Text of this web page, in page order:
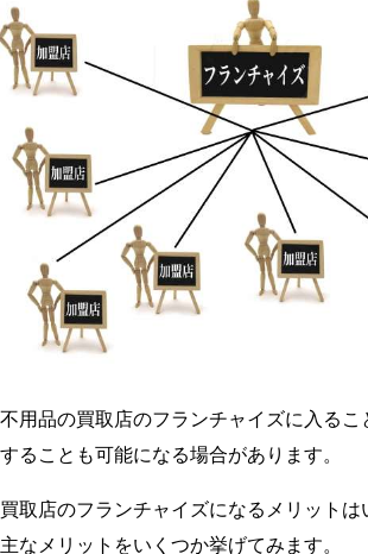
不用品の買取店のフランチャイズに入るこ
することも可能になる場合があります。
買取店のフランチャイズになるメリットは
主なメリットをいくつか挙げてみます。